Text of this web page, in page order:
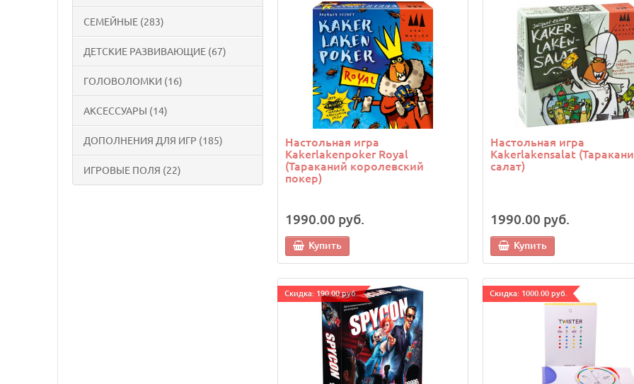
СЕМЕЙНЫЕ (283)
ДЕТСКИЕ РАЗВИВАЮЩИЕ (67)
ГОЛОВОЛОМКИ (16)
АКСЕССУАРЫ (14)
ДОПОЛНЕНИЯ ДЛЯ ИГР (185)
ИГРОВЫЕ ПОЛЯ (22)
Настольная игра
Kakerlakenpoker Royal
(Тараканий королевский
покер)
1990.00 руб.
Купить
Настольная игра
Kakerlakensalat
салат)
1990.00 руб.
Купить
Cкидка: 190.00 руб. Cкидка: 1000.00 руб.